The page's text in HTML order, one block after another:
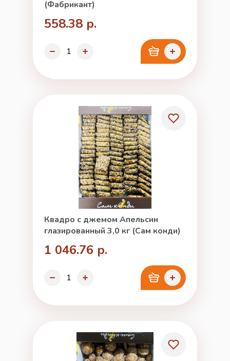
(Фабрикант)
558.38 р.
Квадро с джемом Апельсин
глазированный 3,0 кг (Сам конди)
1 046.76 р.